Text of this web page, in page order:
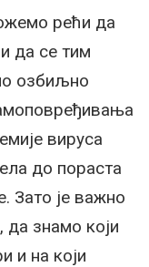
рећи да
да се тим
озбиљно
вируса
до пораста
Зато је важно
да знамо који
и на који